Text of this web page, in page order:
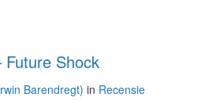
Shock
Barendregt) in Recensie